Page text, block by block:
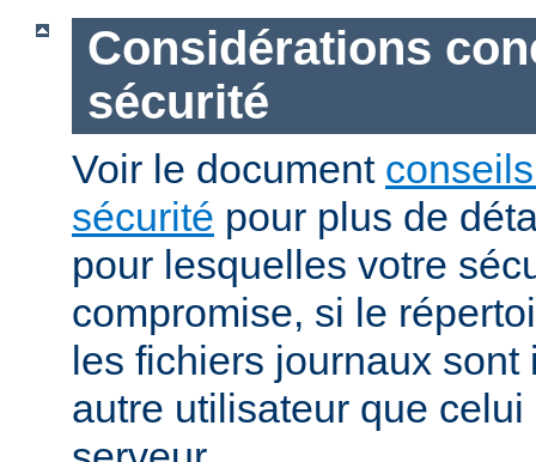
Considérations
sécurité
Voir le document
sécurité pour plus de
pour lesquelles votre
compromise, si le
les fichiers journaux
autre utilisateur que